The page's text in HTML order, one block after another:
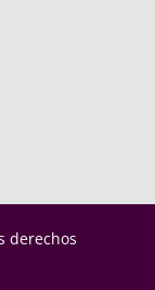
derechos